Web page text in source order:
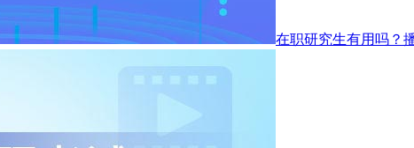
在职研究生有用吗？